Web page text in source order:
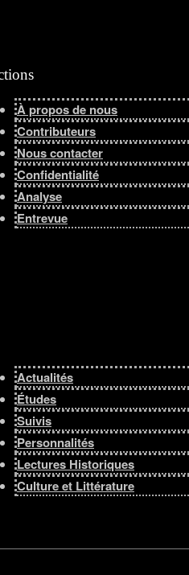
À propos de nous
Contributeurs
Nous contacter
Confidentialité
Analyse
Entrevue
Actualités
Études
Suivis
Personnalités
Lectures Historiques
Culture et Littérature